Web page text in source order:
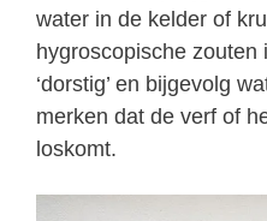
water in de kelder of
hygroscopische
‘dorstig’ en bijgevolg
merken dat de verf of
loskomt.